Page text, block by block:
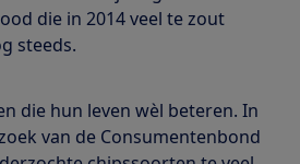
die in 2014 veel te zout
steeds.
die hun leven wèl beteren. In
van de Consumentenbond